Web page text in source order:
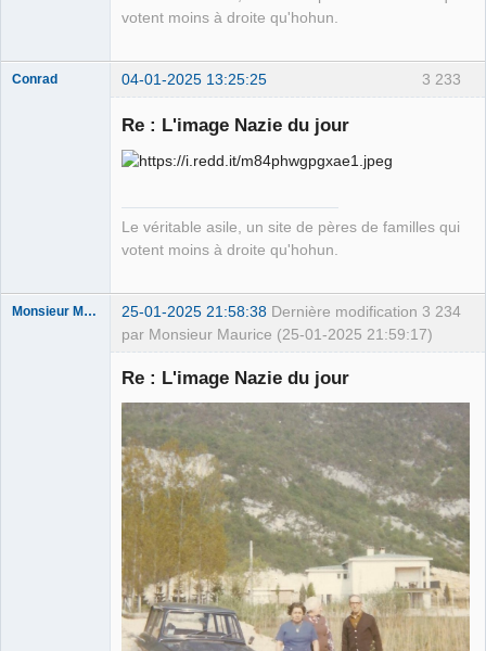
votent moins à droite qu'hohun.
3 233
Conrad 04-01-2025 13:25:25
Re : L'image Nazie du jour
Le véritable asile, un site de pères de familles qui
votent moins à droite qu'hohun.
3 234
Monsieur Maurice 25-01-2025 21:58:38 Dernière modification
par Monsieur Maurice (25-01-2025 21:59:17)
Re : L'image Nazie du jour